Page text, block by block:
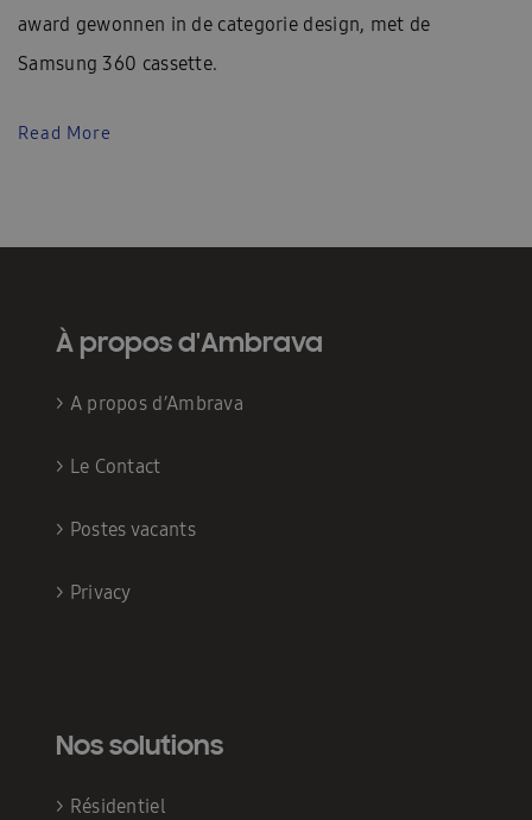
award gewonnen in de categorie design, met de
Samsung 360 cassette.
Read More
À propos d'Ambrava
> A propos d’Ambrava
> Le Contact
> Postes vacants
> Privacy
Nos solutions
> Résidentiel